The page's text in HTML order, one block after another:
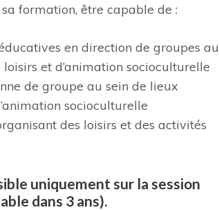
formation, être capable de :
en direction de groupes au
et d’animation socioculturelle
de groupe au sein de lieux
socioculturelle
des loisirs et des activités
uniquement sur la session
dans 3 ans).